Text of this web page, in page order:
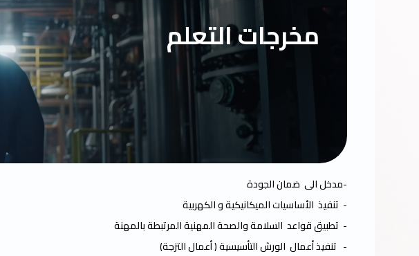
مخرجات التعلم
-مدخل الى ضمان الجودة
- تنفيذ الأساسيات الميكانيكية و الكهربية
- تطبيق قواعد السلامة والصحة المهنية المرتبطة بالمهنة
- تنفيذ أعمال الورش التأسيسية ( أعمال التزجة)